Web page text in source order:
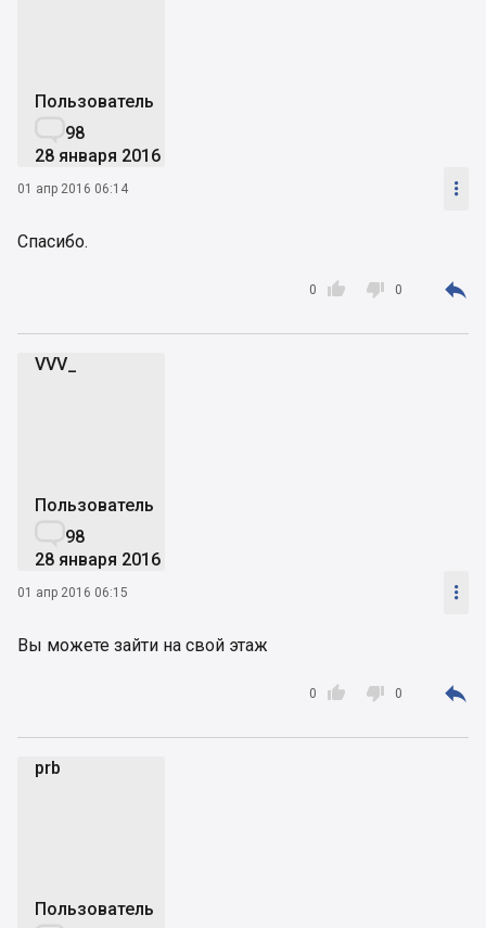
Пользователь
98
28 января 2016
01 апр 2016 06:14 
Спасибо.

0  0 
VVV_
Пользователь
98
28 января 2016
01 апр 2016 06:15 
Вы можете зайти на свой этаж

0  0 
prb
Пользователь